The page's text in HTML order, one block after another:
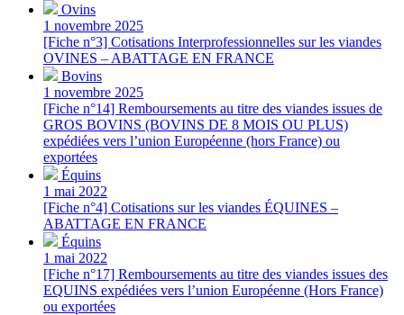
Ovins
1 novembre 2025
[Fiche n°3] Cotisations Interprofessionnelles sur les viandes
OVINES – ABATTAGE EN FRANCE
Bovins
1 novembre 2025
[Fiche n°14] Remboursements au titre des viandes issues de
GROS BOVINS (BOVINS DE 8 MOIS OU PLUS)
expédiées vers l’union Européenne (hors France) ou
exportées
Équins
1 mai 2022
[Fiche n°4] Cotisations sur les viandes ÉQUINES –
ABATTAGE EN FRANCE
Équins
1 mai 2022
[Fiche n°17] Remboursements au titre des viandes issues des
EQUINS expédiées vers l’union Européenne (Hors France)
ou exportées